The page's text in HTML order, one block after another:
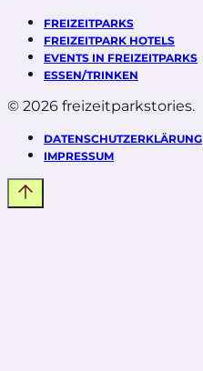
FREIZEITPARKS
FREIZEITPARK HOTELS
EVENTS IN FREIZEITPARKS
ESSEN/TRINKEN
© 2026 freizeitparkstories.
DATENSCHUTZERKLÄRUNG
IMPRESSUM